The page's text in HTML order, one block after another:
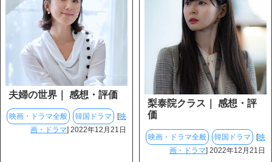
夫婦の世界｜ 感想・評価
映画・ドラマ全般 韓国ドラマ [映
画・ドラマ] 2022年12月21日
梨泰院クラス｜ 感想・評
価
映画・ドラマ全般 韓国ドラマ [映
画・ドラマ] 2022年12月21日